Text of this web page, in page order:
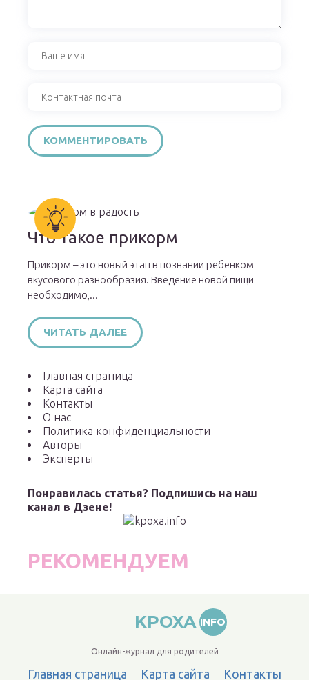
Что такое прикорм
Прикорм – это новый этап в познании ребенком
вкусового разнообразия. Введение новой пищи
необходимо,...
ЧИТАТЬ ДАЛЕЕ
Главная страница
Карта сайта
Контакты
О нас
Политика конфиденциальности
Авторы
Эксперты
Понравилась статья? Подпишись на наш
канал в Дзене!
РЕКОМЕНДУЕМ
KPOXA INFO
Онлайн-журнал для родителей
Главная страница Карта сайта Контакты